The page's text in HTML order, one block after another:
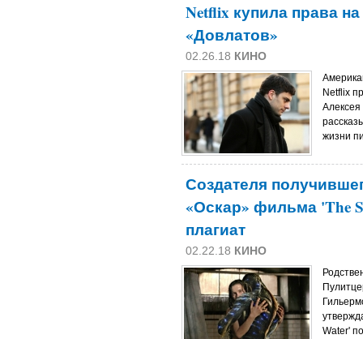
Netflix купила права
«Довлатов»
02.26.18 КИНО
Netflix
жизни
Создателя
«Оскар» фильма 'The
плагиат
02.22.18 КИНО
Water'